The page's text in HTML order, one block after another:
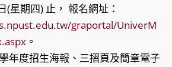
星期四) 止， 報名網址：
graportal/UniverM
。
年度招生海報、三摺頁及簡章電子